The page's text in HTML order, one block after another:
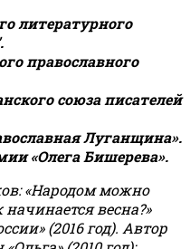
литературного
православного
союза писателей
Луганщина».
«Олега Бишерева».
«Народом можно
начинается весна?»
(2016 год). Автор